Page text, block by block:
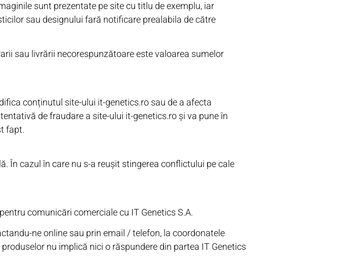
sunt prezentate pe site cu titlu de exemplu, iar
sau designului fară notificare prealabila de către
sau livrării necorespunzătoare este valoarea sumelor
conținutul site-ului it-genetics.ro sau de a afecta
de fraudare a site-ului it-genetics.ro și va pune în
fapt.
În cazul în care nu s-a reușit stingerea conflictului pe cale
comunicări comerciale cu IT Genetics S.A.
ne online sau prin email / telefon, la coordonatele
nu implică nici o răspundere din partea IT Genetics